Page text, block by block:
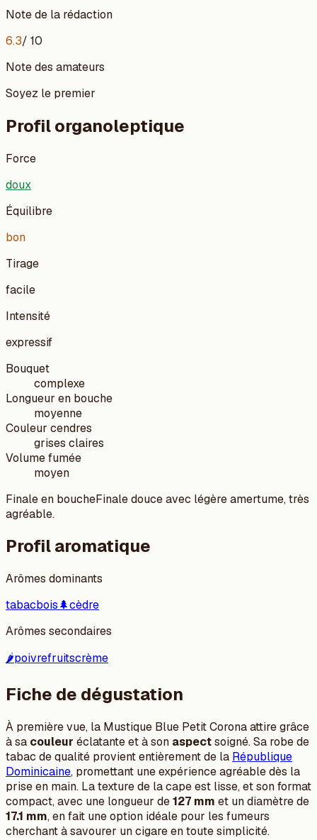
Note de la rédaction
6.3/ 10
Note des amateurs
Soyez le premier
Profil organoleptique
Force
doux
Équilibre
bon
Tirage
facile
Intensité
expressif
Bouquet
complexe
Longueur en bouche
moyenne
Couleur cendres
grises claires
Volume fumée
moyen
Finale en boucheFinale douce avec légère amertume, très
agréable.
Profil aromatique
Arômes dominants
tabacbois🌲cèdre
Arômes secondaires
🌶️poivrefruitscrème
Fiche de dégustation
À première vue, la Mustique Blue Petit Corona attire grâce
à sa couleur éclatante et à son aspectsoigné. Sa robe de
tabac de qualité provient entièrement de la République
Dominicaine, promettant une expérience agréable dès la
prise en main. La texture de la cape est lisse, et son format
compact, avec une longueur de127 mm et un diamètre de
17.1 mm, en fait une option idéale pour les fumeurs
cherchant à savourer un cigare en toute simplicité.